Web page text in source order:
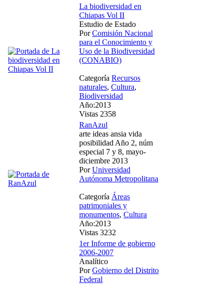
La biodiversidad en
Chiapas Vol II
Estudio de Estado
PorComisión Nacional
para el Conocimiento y
Uso de la Biodiversidad
(CONABIO)
Categoría Recursos
naturales, Cultura,
Biodiversidad
Año:2013
Vistas 2358
RanAzul
arte ideas ansia vida
posibilidad Año 2, núm
especial 7 y 8, mayo-
diciembre 2013
PorUniversidad
Autónoma Metropolitana
Categoría Áreas
patrimoniales y
monumentos, Cultura
Año:2013
Vistas 3232
1er Informe de gobierno
2006-2007
Analítico
PorGobierno del Distrito
Federal